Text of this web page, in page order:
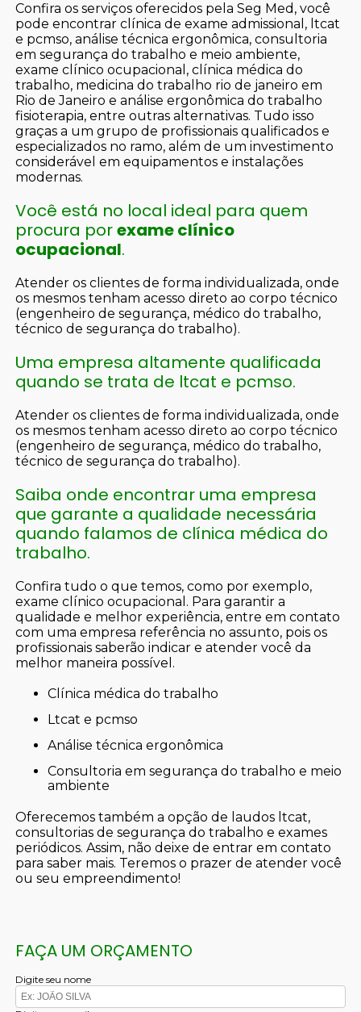
Confira os serviços oferecidos pela Seg Med, você
pode encontrar clínica de exame admissional, ltcat
e pcmso, análise técnica ergonômica, consultoria
em segurança do trabalho e meio ambiente,
exame clínico ocupacional, clínica médica do
trabalho, medicina do trabalho rio de janeiro em
Rio de Janeiro e análise ergonômica do trabalho
fisioterapia, entre outras alternativas. Tudo isso
graças a um grupo de profissionais qualificados e
especializados no ramo, além de um investimento
considerável em equipamentos e instalações
modernas.
Você está no local ideal para quem
procura porexame clínico
ocupacional.
Atender os clientes de forma individualizada, onde
os mesmos tenham acesso direto ao corpo técnico
(engenheiro de segurança, médico do trabalho,
técnico de segurança do trabalho).
Uma empresa altamente qualificada
quando se trata de ltcat e pcmso.
Atender os clientes de forma individualizada, onde
os mesmos tenham acesso direto ao corpo técnico
(engenheiro de segurança, médico do trabalho,
técnico de segurança do trabalho).
Saiba onde encontrar uma empresa
que garante a qualidade necessária
quando falamos de clínica médica do
trabalho.
Confira tudo o que temos, como por exemplo,
exame clínico ocupacional. Para garantir a
qualidade e melhor experiência, entre em contato
com uma empresa referência no assunto, pois os
profissionais saberão indicar e atender você da
melhor maneira possível.
clínica médica do trabalho
ltcat e pcmso
análise técnica ergonômica
consultoria em segurança do trabalho e meio
ambiente
Oferecemos também a opção de laudos ltcat,
consultorias de segurança do trabalho e exames
periódicos. Assim, não deixe de entrar em contato
para saber mais. Teremos o prazer de atender você
ou seu empreendimento!
FAÇA UM ORÇAMENTO
Digite seu nome